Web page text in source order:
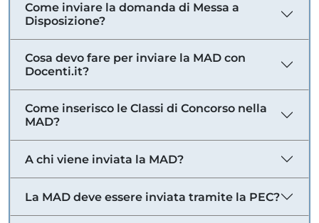
Come inviare la domanda di Messa a
Disposizione?
Cosa devo fare per inviare la MAD con
Docenti.it?
Come inserisco le Classi di Concorso nella
MAD?
A chi viene inviata la MAD?
La MAD deve essere inviata tramite la PEC?